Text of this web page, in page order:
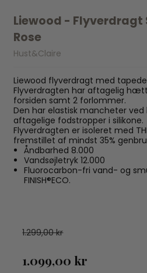
Liewood - Flyverdragt
Rose
Hust&Claire
Liewood flyverdragt med
Flyverdragten har aftagelig
forsiden samt 2 forlommer.
Den har elastisk mancheter
aftagelige fodstropper i silikone.
Flyverdragten er isoleret med
fremstillet af mindst 35%
Åndbarhed 8.000
Vandsøjletryk 12.000
Fluorocarbon-fri vand- og
FINISH®ECO.
1.299,00 kr
1.099,00 kr